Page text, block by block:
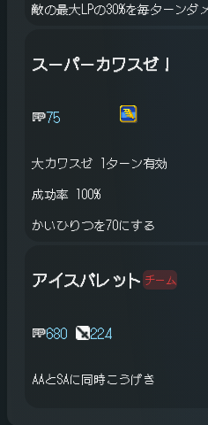
敵の最大LPの30%を毎ターンダ
スーパーカワスゼ！
75
大カワスゼ 1ターン有効
成功率 100%
かいひりつを70にする
アイスバレット チーム
680 224
AAとSAに同時こうげき